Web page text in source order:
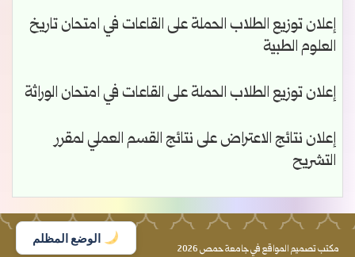
الوضع المظلم
إعلان توزيع الطلاب الحملة على القاعات في امتحان تاريخ
العلوم الطبية
إعلان توزيع الطلاب الحملة على القاعات في امتحان الوراثة
إعلان نتائج الاعتراض على نتائج القسم العملي لمقرر
التشريح
مكتب تصميم المواقع في جامعة حمص 2026